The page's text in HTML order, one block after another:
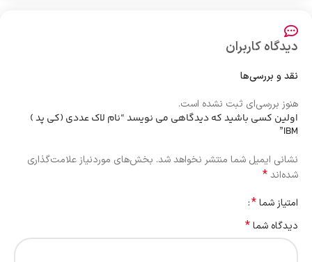
دیدگاه کاربران
نقد و بررسی‌ها
هنوز بررسی‌ای ثبت نشده است.
اولین کسی باشید که دیدگاهی می نویسد “نام لاک عددی (کی پد )
IBM”
نشانی ایمیل شما منتشر نخواهد شد. بخش‌های موردنیاز علامت‌گذاری
شده‌اند*
امتیاز شما*
دیدگاه شما*